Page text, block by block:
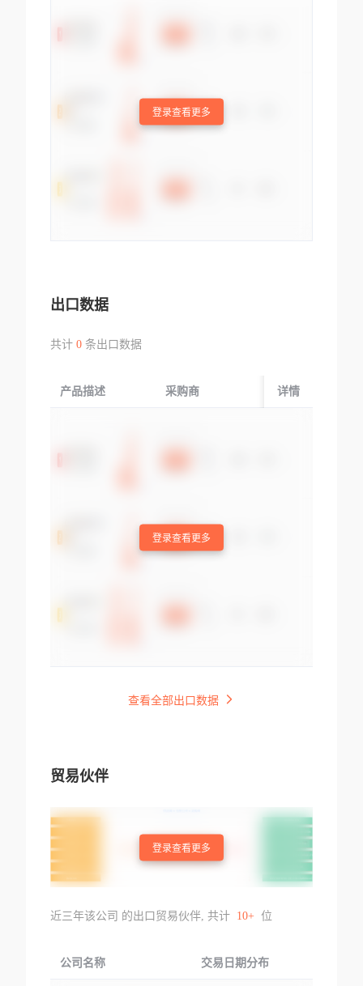
登录查看更多
出口数据
共计 0条出口数据
产品描述 采购商 起运国/地区
详情
登录查看更多
查看全部出口数据
贸易伙伴
登录查看更多
近三年该公司 的出口贸易伙伴, 共计 10+ 位
公司名称 交易日期分布